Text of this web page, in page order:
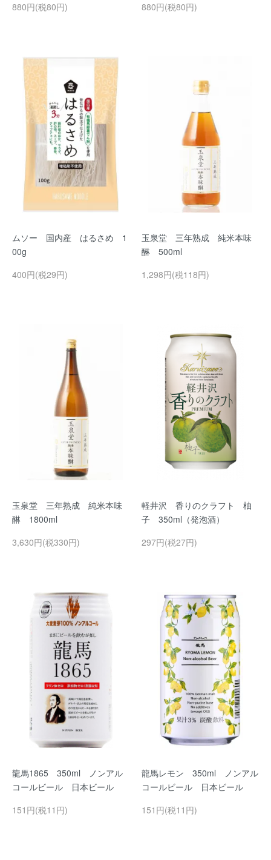
880円(税80円)
880円(税80円)
ムソー 国内産 はるさめ 1
00g
400円(税29円)
玉泉堂 三年熟成 純米本味
醂 500ml
1,298円(税118円)
玉泉堂 三年熟成 純米本味
醂 1800ml
3,630円(税330円)
軽井沢 香りのクラフト 柚
子 350ml（発泡酒）
297円(税27円)
龍馬1865 350ml ノンアル
コールビール 日本ビール
151円(税11円)
龍馬レモン 350ml ノンアル
コールビール 日本ビール
151円(税11円)